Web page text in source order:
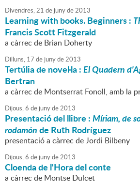
Divendres,21 de junyde2013
Learning with books. Beginners :
Francis Scott Fitzgerald
a càrrec de Brian Doherty
Dilluns, 17 de junyde2013
Tertúlia de novel·la :El Quadern
Bertran
a càrrec de Montserrat Fonoll, amb la
Dijous,6 de junyde2013
Presentació del llibre :Míriam, de
rodamónde Ruth Rodríguez
presentació a càrrec de Jordi Bilbeny
Dijous,6 de junyde2013
Cloenda de l'Hora del conte
a càrrec de Montse Dulcet